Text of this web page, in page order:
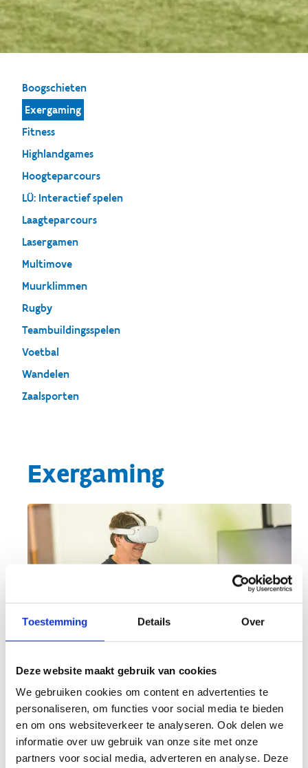
Toestemming Details Over
Deze website maakt gebruik van cookies
We gebruiken cookies om content en advertenties te
personaliseren, om functies voor social media te bieden
en om ons websiteverkeer te analyseren. Ook delen we
informatie over uw gebruik van onze site met onze
partners voor social media, adverteren en analyse. Deze
Boogschieten
Exergaming
Fitness
Highlandgames
Hoogteparcours
LÜ: Interactief spelen
Laagteparcours
Lasergamen
Multimove
Muurklimmen
Rugby
Teambuildingsspelen
Voetbal
Wandelen
Zaalsporten
Exergaming
Exergaming? Wat is dat?
Exergaming is een samentrekking van exercise en
gaming. Het combineert dus gaming en